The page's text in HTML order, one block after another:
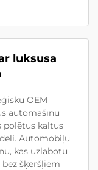
luksusa
OEM
automašīnu
polētus kaltus
Automobiļu
kas uzlabotu
šķēršļiem